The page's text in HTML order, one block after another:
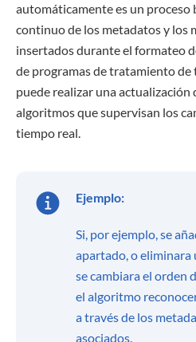
automáticamente es un proceso
continuo de los metadatos y los
insertados durante el formateo
de programas de tratamiento
puede realizar una actualización
algoritmos que supervisan los
tiempo real.
Ejemplo:
Si, por ejemplo, se
apartado, o eliminara
se cambiara el orden
el algoritmo
a través de los
asociados.